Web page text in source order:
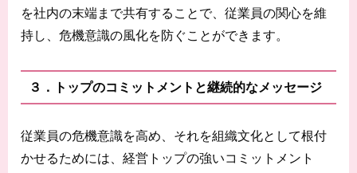
を社内の末端まで共有することで、従業員の関心を維
持し、危機意識の風化を防ぐことができます。
３．トップのコミットメントと継続的なメッセージ
従業員の危機意識を高め、それを組織文化として根付
かせるためには、経営トップの強いコミットメント